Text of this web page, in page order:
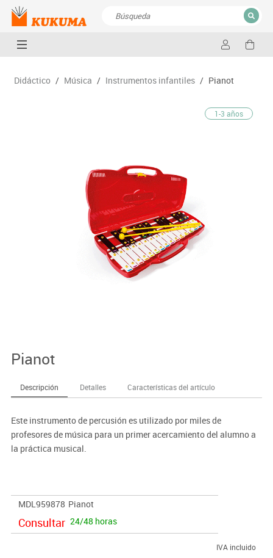
CERRAR
Didáctico / Música / Instrumentos infantiles / Pianot
1-3 años
Pianot
Descripción Detalles Características del artículo
Este instrumento de percusión es utilizado por miles de
profesores de música para un primer acercamiento del alumno a
la práctica musical.
MDL959878 Pianot
24/48 horas
Consultar
IVA incluido